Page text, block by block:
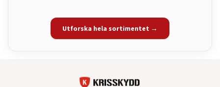
Utforska hela sortimentet →